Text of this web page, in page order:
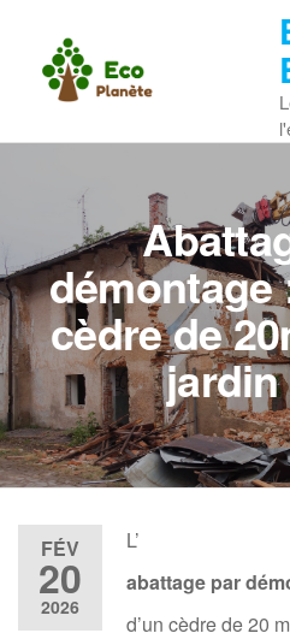
content
cèdre de
FÉV
20
2026
L’
abattage par
d’un cèdre de 20